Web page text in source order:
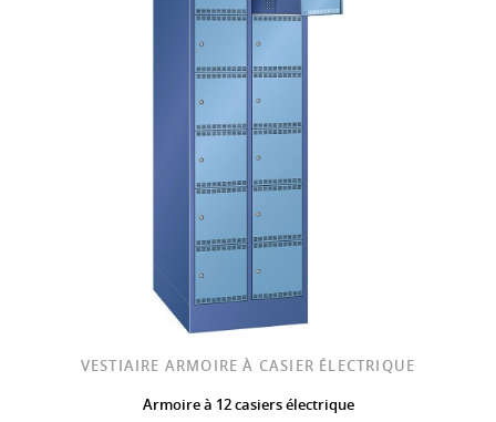
VESTIAIRE ARMOIRE À CASIER ÉLECTRIQUE
Armoire à 12 casiers électrique